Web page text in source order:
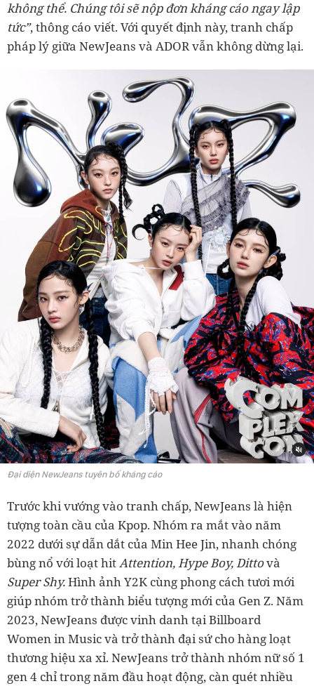
không thể. Chúng tôi sẽ nộp đơn kháng cáo ngay lập
tức”, thông cáo viết. Với quyết định này, tranh chấp
pháp lý giữa NewJeans và ADOR vẫn không dừng lại.
Đại diện NewJeans tuyên bố kháng cáo
Trước khi vướng vào tranh chấp, NewJeans là hiện
tượng toàn cầu của Kpop. Nhóm ra mắt vào năm
2022 dưới sự dẫn dắt của Min Hee Jin, nhanh chóng
bùng nổ với loạt hitAttention, Hype Boy, Dittovà
Super Shy.Hình ảnh Y2K cùng phong cách tươi mới
giúp nhóm trở thành biểu tượng mới của Gen Z. Năm
2023, NewJeans được vinh danh tại Billboard
Women in Music và trở thành đại sứ cho hàng loạt
thương hiệu xa xỉ. NewJeans trở thành nhóm nữ số 1
gen 4 chỉ trong năm đầu hoạt động, càn quét nhiều